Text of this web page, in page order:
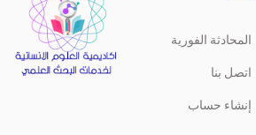
المحادثة الفورية
اتصل بنا
إنشاء حساب